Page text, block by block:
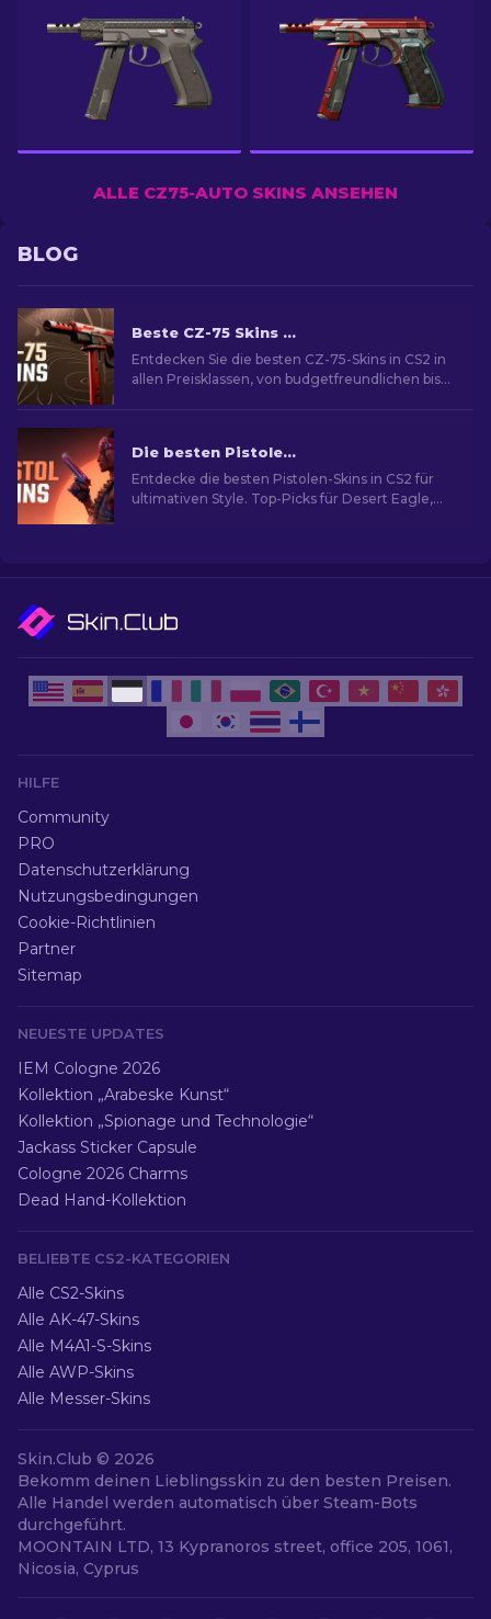
ALLE CZ75-AUTO SKINS ANSEHEN
BLOG
Beste CZ-75 Skins in CS2 von Günstig bis Am Teuersten
Entdecken Sie die besten CZ-75-Skins in CS2 in
allen Preisklassen, von budgetfreundlichen bis
Die besten Pistolen-Skins in CS2 [2026]
Entdecke die besten Pistolen-Skins in CS2 für
ultimativen Style. Top-Picks für Desert Eagle,
HILFE
Community
PRO
Datenschutzerklärung
Nutzungsbedingungen
Cookie-Richtlinien
Partner
Sitemap
NEUESTE UPDATES
IEM Cologne 2026
Kollektion „Arabeske Kunst“
Kollektion „Spionage und Technologie“
Jackass Sticker Capsule
Cologne 2026 Charms
Dead Hand-Kollektion
BELIEBTE CS2-KATEGORIEN
Alle CS2-Skins
Alle AK-47-Skins
Alle M4A1-S-Skins
Alle AWP-Skins
Alle Messer-Skins
Skin.Club © 2026
Bekomm deinen Lieblingsskin zu den besten Preisen.
Alle Handel werden automatisch über Steam-Bots
durchgeführt.
MOONTAIN LTD, 13 Kypranoros street, office 205, 1061,
Nicosia, Cyprus